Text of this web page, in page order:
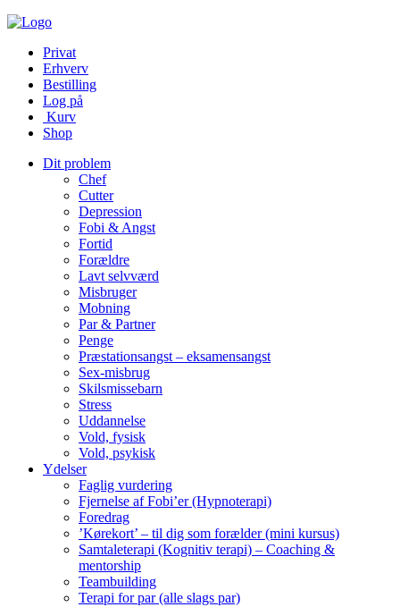
Privat
Erhverv
Bestilling
Log på
Kurv
Shop
Dit problem
Chef
Cutter
Depression
Fobi & Angst
Fortid
Forældre
Lavt selvværd
Misbruger
Mobning
Par & Partner
Penge
Præstationsangst – eksamensangst
Sex-misbrug
Skilsmissebarn
Stress
Uddannelse
Vold, fysisk
Vold, psykisk
Ydelser
Faglig vurdering
Fjernelse af Fobi’er (Hypnoterapi)
Foredrag
’Kørekort’ – til dig som forælder (mini kursus)
Samtaleterapi (Kognitiv terapi) – Coaching &
mentorship
Teambuilding
Terapi for par (alle slags par)